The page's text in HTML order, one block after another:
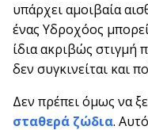
υπάρχει αμοιβαία
ένας Υδροχόος
ίδια ακριβώς στιγμή
δεν συγκινείται και
Δεν πρέπει όμως να
σταθερά ζώδια.